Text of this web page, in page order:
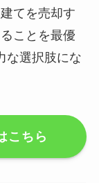
てを売却す
ことを最優
な選択肢にな
こちら